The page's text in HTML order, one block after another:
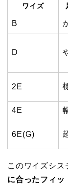
ワイズ
B
D
2E
4E
6E(G)
このワイズシス
に合ったフィッ